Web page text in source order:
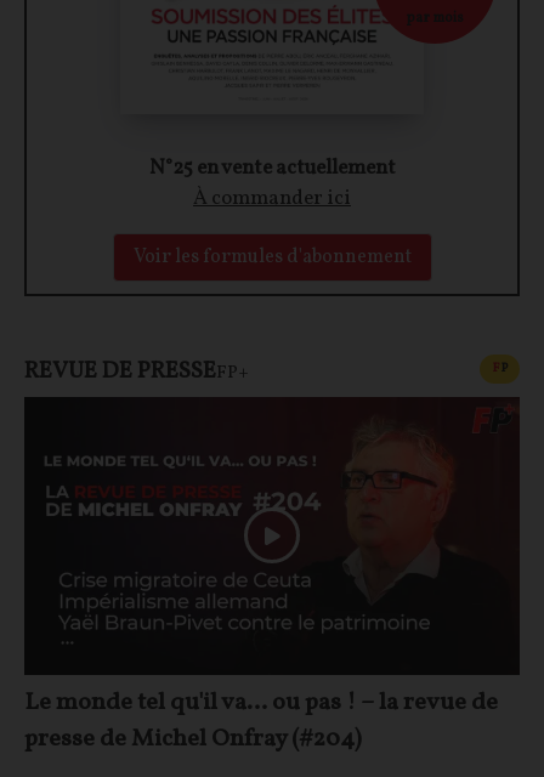
N°25 en vente actuellement
À commander ici
Voir les formules d'abonnement
par mois
REVUE DE PRESSEFP+ FP
Le monde tel qu'il va… ou pas ! – la revue de
presse de Michel Onfray (#204)